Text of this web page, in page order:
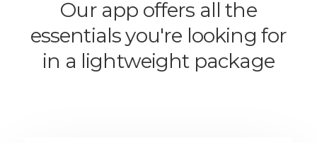
Our app offers all the
essentials you're looking for
in a lightweight package